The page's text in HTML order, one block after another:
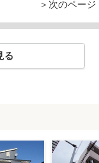
＞次のページ
る